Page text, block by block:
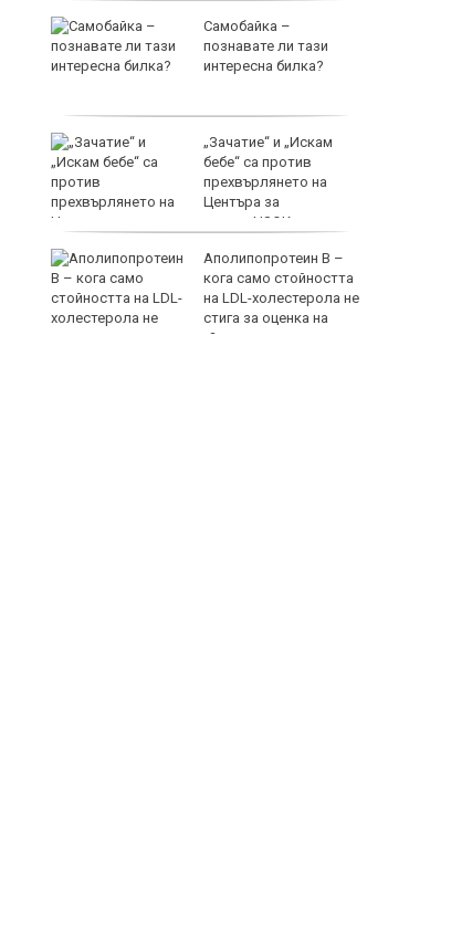
Самобайка –
познавате ли тази
интересна билка?
„Зачатие“ и „Искам
бебе“ са против
прехвърлянето на
Центъра за
асистирана репродукция към НЗОК
Аполипопротеин B –
кога само стойността
на LDL-холестерола не
стига за оценка на
сърдечносъдовия риск?